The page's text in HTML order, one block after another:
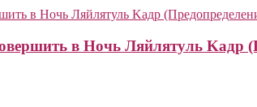
в Ночь Ляйлятуль Kадр